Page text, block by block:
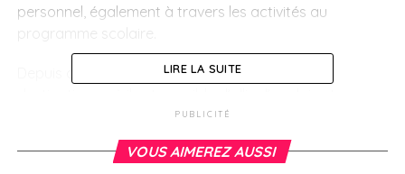
personnel, également à travers les activités au
Depuis deux ans, le CEI propose trois nouvelles
langue scandinave (des bases suffisent pour oser se
lancer, l’immersion fera le reste !) :cap sur la Suède, le
Danemark et la Norvège !
LIRE LA SUITE
PUBLICITÉ
VOUS AIMEREZ AUSSI